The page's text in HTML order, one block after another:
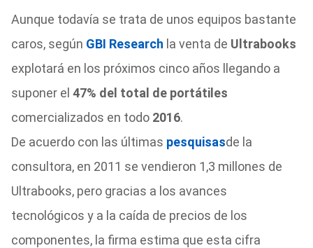
Aunque todavía se trata de unos equipos bastante
caros, según GBI Research la venta de Ultrabooks
explotará en los próximos cinco años llegando a
suponer el 47% del total de portátiles
comercializados en todo2016.
De acuerdo con las últimas pesquisasde la
consultora, en 2011 se vendieron 1,3 millones de
Ultrabooks, pero gracias a los avances
tecnológicos y a la caída de precios de los
componentes, la firma estima que esta cifra